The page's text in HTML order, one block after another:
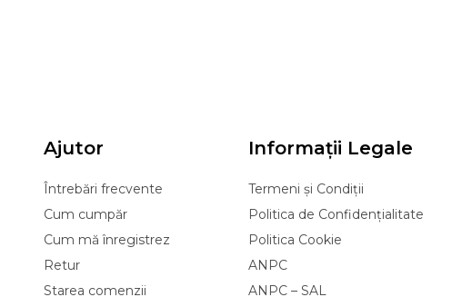
Ajutor
Întrebări frecvente
Cum cumpăr
Cum mă înregistrez
Retur
Starea comenzii
Informații Legale
Termeni și Condiții
Politica de Confidențialitate
Politica Cookie
ANPC
ANPC – SAL